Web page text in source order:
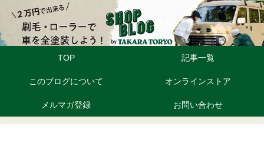
TOP 記事一覧
このブログについて オンラインストア
メルマガ登録 お問い合わせ